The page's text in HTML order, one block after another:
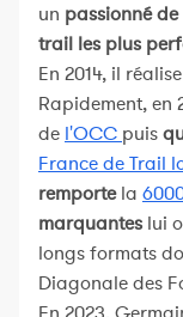
un passionné
trail les plus
En 2014, il
Rapidement, en
de l'OCC puis
France de Trail
remportela
marquantes lui
longs formats
Diagonale des